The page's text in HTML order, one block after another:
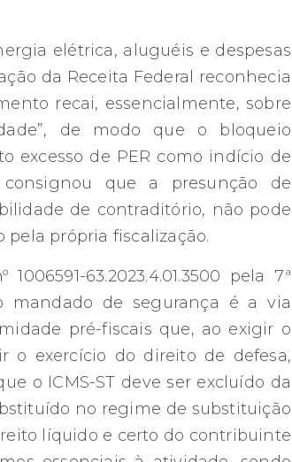
elétrica, aluguéis e despesas
da Receita Federal reconhecia
recai, essencialmente, sobre
de modo que o bloqueio
excesso de PER como indício de
que a presunção de
de contraditório, não pode
própria fiscalização.
63.2023.4.01.3500 pela 7ª
mandado de segurança é a via
pré-fiscais que, ao exigir o
o exercício do direito de defesa,
o ICMS-ST deve ser excluído da
no regime de substituição
líquido e certo do contribuinte